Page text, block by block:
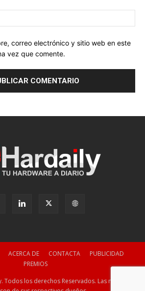
correo electrónico y sitio web en este
vez que comente.
ACERCA DE CONTACTA
PUBLICIDAD
PREMIOS
Todos los derechos Reservados. Las marcas y